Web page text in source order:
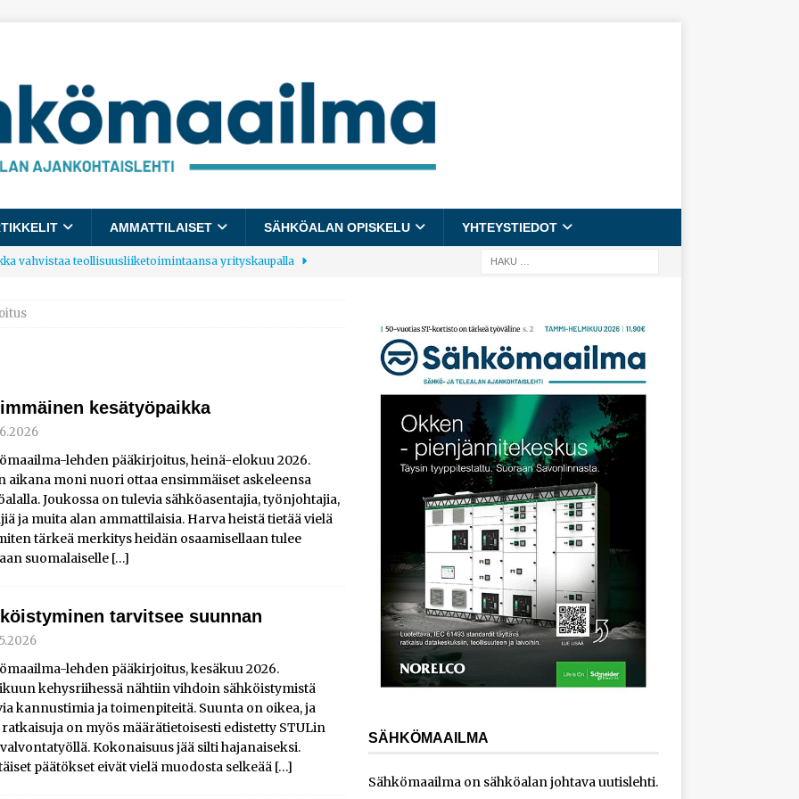
AMMATTILAISET SÄHKÖALAN OPISKELU YHTEYSTIEDOT
vahvistaa teollisuusliiketoimintaansa yrityskaupalla
tulee käyttöön yhteinen kestävyysraportointimalli
toimintaansa Norjaan
ydinvoimalaitoksen vuosihuolto sisältää useita
AJANKOHTAISTA
toimittaa sähköaseman Kouvolan datakeskukseen
kesätyöpaikka
lehden pääkirjoitus, heinä-elokuu 2026.
aikana moni nuori ottaa ensimmäiset askeleensa
Joukossa on tulevia sähköasentajia, työnjohtajia,
ja muita alan ammattilaisia. Harva heistä tietää vielä
tärkeä merkitys heidän osaamisellaan tulee
suomalaiselle […]
tarvitsee suunnan
lehden pääkirjoitus, kesäkuu 2026.
kehysriihessä nähtiin vihdoin sähköistymistä
kannustimia ja toimenpiteitä. Suunta on oikea, ja
on myös määrätietoisesti edistetty STULin
Kokonaisuus jää silti hajanaiseksi.
päätökset eivät vielä muodosta selkeää […]
SÄHKÖMAAILMA
Sähkömaailma on sähköalan johtava uutislehti.